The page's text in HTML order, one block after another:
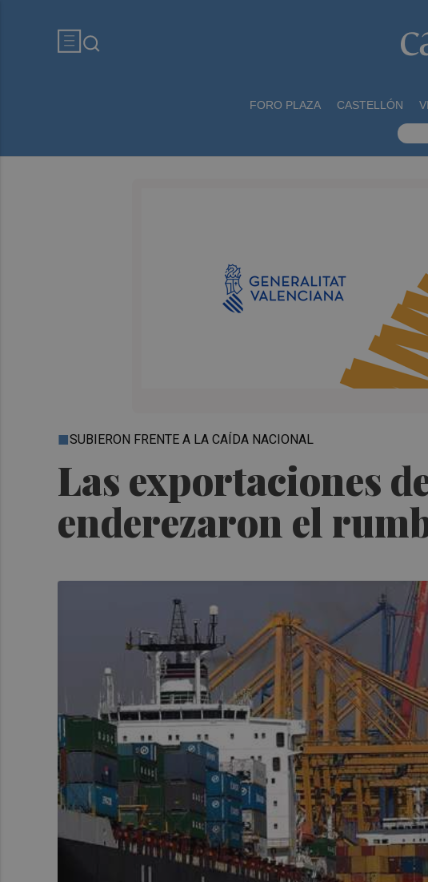
FORO PLAZA CASTELLÓN
Las exportaciones
enderezaron el
SUBIERON FRENTE A LA CAÍDA NACIONAL